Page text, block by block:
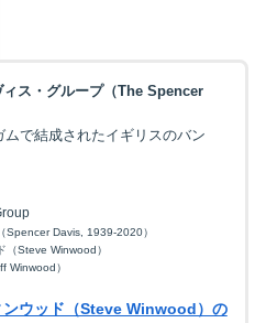
ス・グループ（The Spencer
ムで結成されたイギリスのバン
Spencer Davis, 1939-2020）
（Steve Winwood）
Winwood）
ンウッド（Steve Winwood）の